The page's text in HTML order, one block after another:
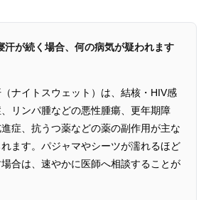
汗が続く場合、何の病気が疑われます
ナイトスウェット）は、結核・HIV感
リンパ腫などの悪性腫瘍、更年期障
症、抗うつ薬などの薬の副作用が主な
ます。パジャマやシーツが濡れるほど
合は、速やかに医師へ相談することが